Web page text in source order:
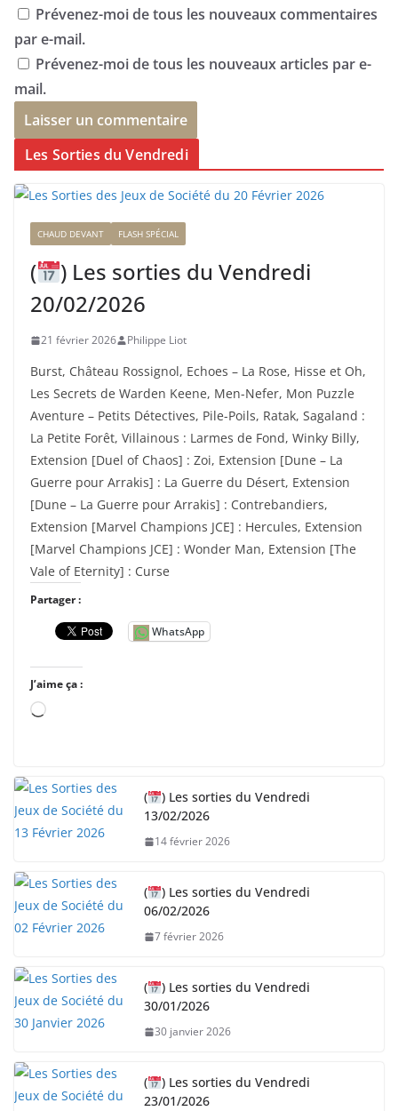
Prévenez-moi de tous les nouveaux commentaires
par e-mail.
Prévenez-moi de tous les nouveaux articles par e-
mail.
Les Sorties du Vendredi
CHAUD DEVANT FLASH SPÉCIAL
(
) Les sorties du Vendredi
20/02/2026
21 février 2026 Philippe Liot
Burst, Château Rossignol, Echoes – La Rose, Hisse et Oh,
Les Secrets de Warden Keene, Men-Nefer, Mon Puzzle
Aventure – Petits Détectives, Pile-Poils, Ratak, Sagaland :
La Petite Forêt, Villainous : Larmes de Fond, Winky Billy,
Extension [Duel of Chaos] : Zoi, Extension [Dune – La
Guerre pour Arrakis] : La Guerre du Désert, Extension
[Dune – La Guerre pour Arrakis] : Contrebandiers,
Extension [Marvel Champions JCE] : Hercules, Extension
[Marvel Champions JCE] : Wonder Man, Extension [The
Vale of Eternity] : Curse
Partager :
WhatsApp
J’aime ça :
C
n
t
…
(
) Les sorties du Vendredi
13/02/2026
14 février 2026
(
) Les sorties du Vendredi
06/02/2026
7 février 2026
(
) Les sorties du Vendredi
30/01/2026
30 janvier 2026
(
) Les sorties du Vendredi
23/01/2026